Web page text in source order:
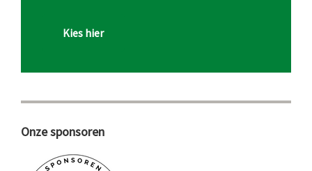
Kies hier
Onze sponsoren